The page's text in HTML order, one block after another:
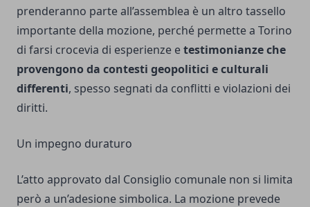
prenderanno parte all’assemblea è un altro tassello
importante della mozione, perché permette a Torino
di farsi crocevia di esperienze etestimonianze che
provengono da contesti geopolitici e culturali
differenti, spesso segnati da conflitti e violazioni dei
diritti.
Un impegno duraturo
L’atto approvato dal Consiglio comunale non si limita
però a un’adesione simbolica. La mozione prevede